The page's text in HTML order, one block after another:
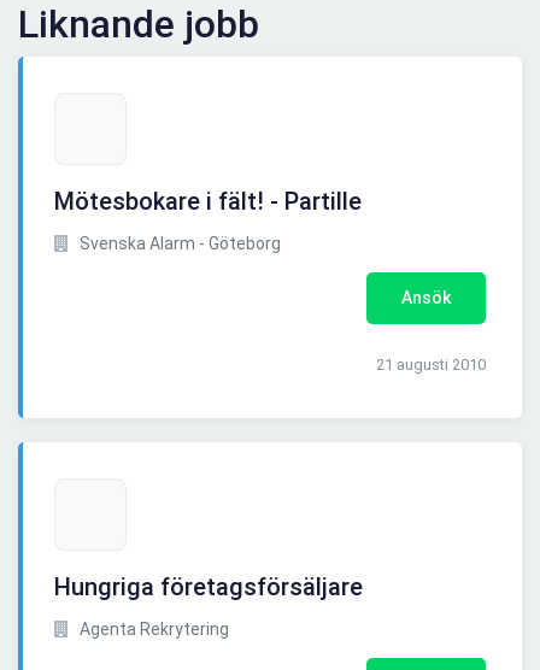
Liknande jobb
Mötesbokare i fält! - Partille
Svenska Alarm - Göteborg
Ansök
21 augusti 2010
Hungriga företagsförsäljare
Agenta Rekrytering